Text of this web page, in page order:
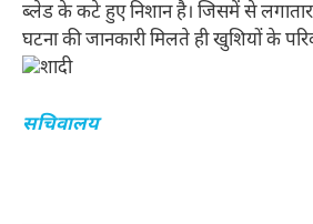
ब्लेड के कटे हुए निशान है। जिसमें से लगातार
घटना की जानकारी मिलते ही खुशियों के
सचिवालय